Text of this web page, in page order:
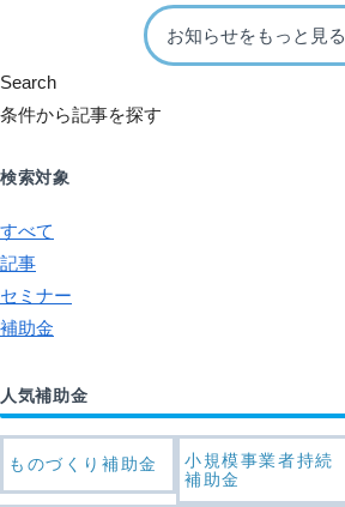
お知らせをもっと見る
Search
条件から記事を探す
検索対象
すべて
記事
セミナー
補助金
人気補助金
ものづくり補助金
小規模事業者持続
補助金